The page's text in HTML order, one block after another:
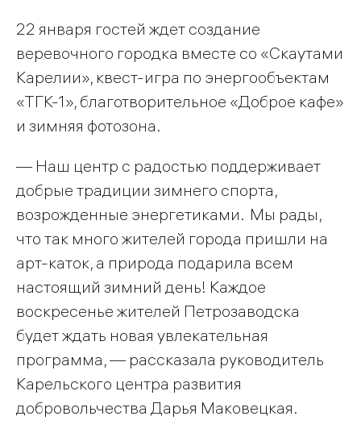
22 января гостей ждет создание
веревочного городка вместе со «Скаутами
Карелии», квест-игра по энергообъектам
«ТГК-1», благотворительное «Доброе кафе»
и зимняя фотозона.
— Наш центр с радостью поддерживает
добрые традиции зимнего спорта,
возрожденные энергетиками. Мы рады,
что так много жителей города пришли на
арт-каток, а природа подарила всем
настоящий зимний день! Каждое
воскресенье жителей Петрозаводска
будет ждать новая увлекательная
программа, — рассказала руководитель
Карельского центра развития
добровольчества Дарья Маковецкая.